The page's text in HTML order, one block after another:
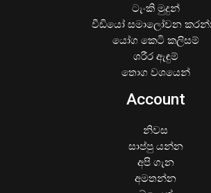
ටැංකි මුදුන්
වීඩියෝ සමාලෝචන
යෝග කෙටි කලිසම්
ශරීර ඇඳුම්
තොග වශයෙන්
Account
නිවස
සාප්පු යන්න
අපි ගැන
අමතන්න